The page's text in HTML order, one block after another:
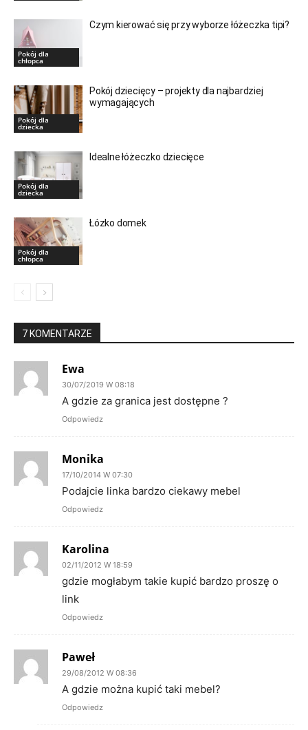
Pokój dla
chłopca
Czym kierować się przy wyborze łóżeczka tipi?
Pokój dla
dziecka
Pokój dziecięcy – projekty dla najbardziej
wymagających
Pokój dla
dziecka
Idealne łóżeczko dziecięce
Pokój dla
chłopca
Łózko domek
7 KOMENTARZE
Ewa
30/07/2019 W 08:18
A gdzie za granica jest dostępne ?
Odpowiedz
Monika
17/10/2014 W 07:30
Podajcie linka bardzo ciekawy mebel
Odpowiedz
Karolina
02/11/2012 W 18:59
gdzie mogłabym takie kupić bardzo proszę o
link
Odpowiedz
Paweł
29/08/2012 W 08:36
A gdzie można kupić taki mebel?
Odpowiedz